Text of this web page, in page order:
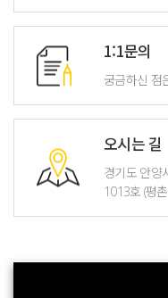
1:1문의
궁금하신 점
오시는 길
경기도 안양
1013호 (평